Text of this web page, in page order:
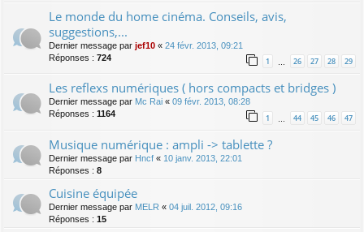
Le monde du home cinéma. Conseils, avis,
suggestions,...
Dernier message par jef10 « 24 févr. 2013, 09:21
Réponses : 724 1 … 26 27 28 29
Les reflexs numériques ( hors compacts et bridges )
Dernier message par Mc Rai « 09 févr. 2013, 08:28
Réponses : 1164 1 44 45 46 47
Musique numérique : ampli -> tablette ?
Dernier message par Hncf « 10 janv. 2013, 22:01
Réponses : 8
Cuisine équipée
Dernier message par MELR « 04 juil. 2012, 09:16
Réponses : 15